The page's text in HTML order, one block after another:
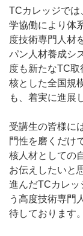
TCカレッジでは
学協働により体
度技術専門人材
パン人材養成シ
度も新たなTC
核とした全国規
も、着実に進展
受講生の皆様に
門性を磨くだけ
核人材としての
お伝えしたいと
進んだTCカレッ
う高度技術専門
待しております。